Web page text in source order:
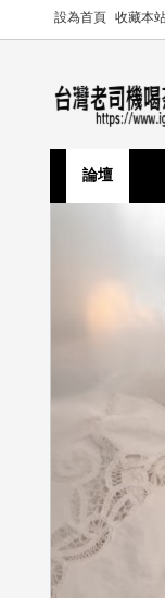
設為首頁 收藏本
論壇